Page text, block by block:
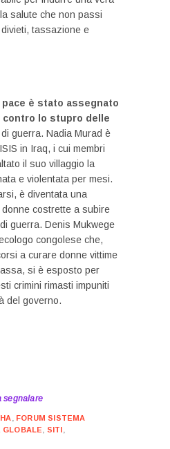
salute che non passi
tassazione e
pace è stato assegnato
lo stupro delle
guerra. Nadia Murad è
in Iraq, i cui membri
il suo villaggio la
e violentata per mesi.
è diventata una
costrette a subire
guerra. Denis Mukwege
congolese che,
a curare donne vittime
si è esposto per
crimini rimasti impuniti
del governo.
segnalare
, FORUM SISTEMA
GLOBALE, SITI ,